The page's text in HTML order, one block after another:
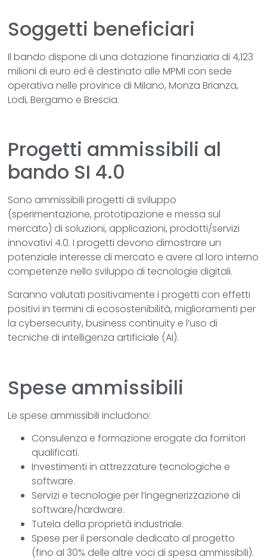
Soggetti beneficiari
Il bando dispone di una dotazione finanziaria di 4,123
milioni di euro ed è destinato alle MPMI con sede
operativa nelle province di Milano, Monza Brianza,
Lodi, Bergamo e Brescia.
Progetti ammissibili al
bando SI 4.0
Sono ammissibili progetti di sviluppo
(sperimentazione, prototipazione e messa sul
mercato) di soluzioni, applicazioni, prodotti/servizi
innovativi 4.0. I progetti devono dimostrare un
potenziale interesse di mercato e avere al loro interno
competenze nello sviluppo di tecnologie digitali.
Saranno valutati positivamente i progetti con effetti
positivi in termini di ecosostenibilità, miglioramenti per
la cybersecurity, business continuity e l’uso di
tecniche di intelligenza artificiale (AI).
Spese ammissibili
Le spese ammissibili includono:
Consulenza e formazione erogate da fornitori
qualificati.
Investimenti in attrezzature tecnologiche e
software.
Servizi e tecnologie per l’ingegnerizzazione di
software/hardware.
Tutela della proprietà industriale.
Spese per il personale dedicato al progetto
(fino al 30% delle altre voci di spesa ammissibili).